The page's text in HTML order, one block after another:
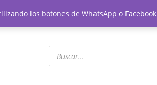
los botones de WhatsApp o Facebook